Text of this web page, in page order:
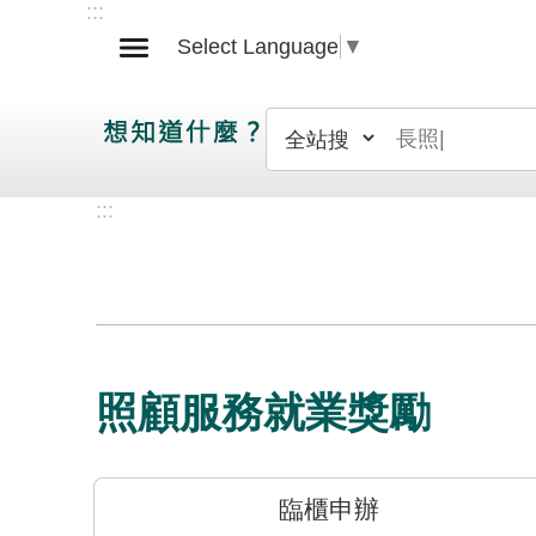
跳到主要內容區塊
:::
Select Language ▼
:::
照顧服務就業獎勵
臨櫃申辦